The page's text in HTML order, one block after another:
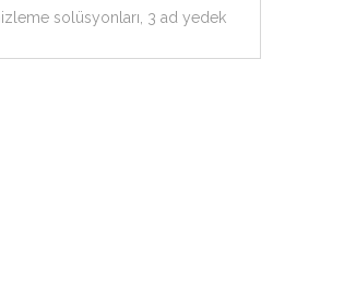
solüsyonları, 3 ad yedek